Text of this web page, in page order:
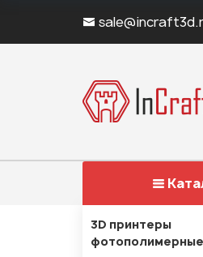
3D принтеры
фотополимерные